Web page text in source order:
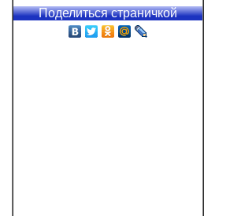
Поделиться страничкой